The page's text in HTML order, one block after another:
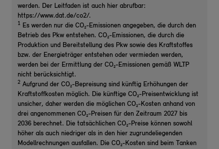
werden. Der Leitfaden ist auch hier abrufbar:
https://www.dat.de/co2/.
1 Es werden nur die CO₂-Emissionen angegeben, die durch den
Betrieb des Pkw entstehen. CO₂-Emissionen, die durch die
Produktion und Bereitstellung des Pkw sowie des Kraftstoffes
bzw. der Energieträger entstehen oder vermieden werden,
werden bei der Ermittlung der CO₂-Emissionen gemäß WLTP
nicht berücksichtigt.
2 Aufgrund der CO₂-Bepreisung sind künftig Erhöhungen der
Kraftstoffkosten möglich. Die künftige CO₂-Preisentwicklung ist
unsicher, daher werden die möglichen CO₂-Kosten anhand von
drei angenommenen CO₂-Preisen für den Zeitraum 2027 bis
2036 berechnet. Die tatsächlichen CO₂-Preise können sowohl
höher als auch niedriger als in den hier zugrundeliegenden
Modellrechnungen ausfallen. Die CO₂-Kosten sind beim Tanken